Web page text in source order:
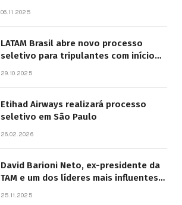
06.11.2025
LATAM Brasil abre novo processo
seletivo para tripulantes com início
29.10.2025
Etihad Airways realizará processo
seletivo em São Paulo
26.02.2026
David Barioni Neto, ex-presidente da
TAM e um dos líderes mais influentes
25.11.2025